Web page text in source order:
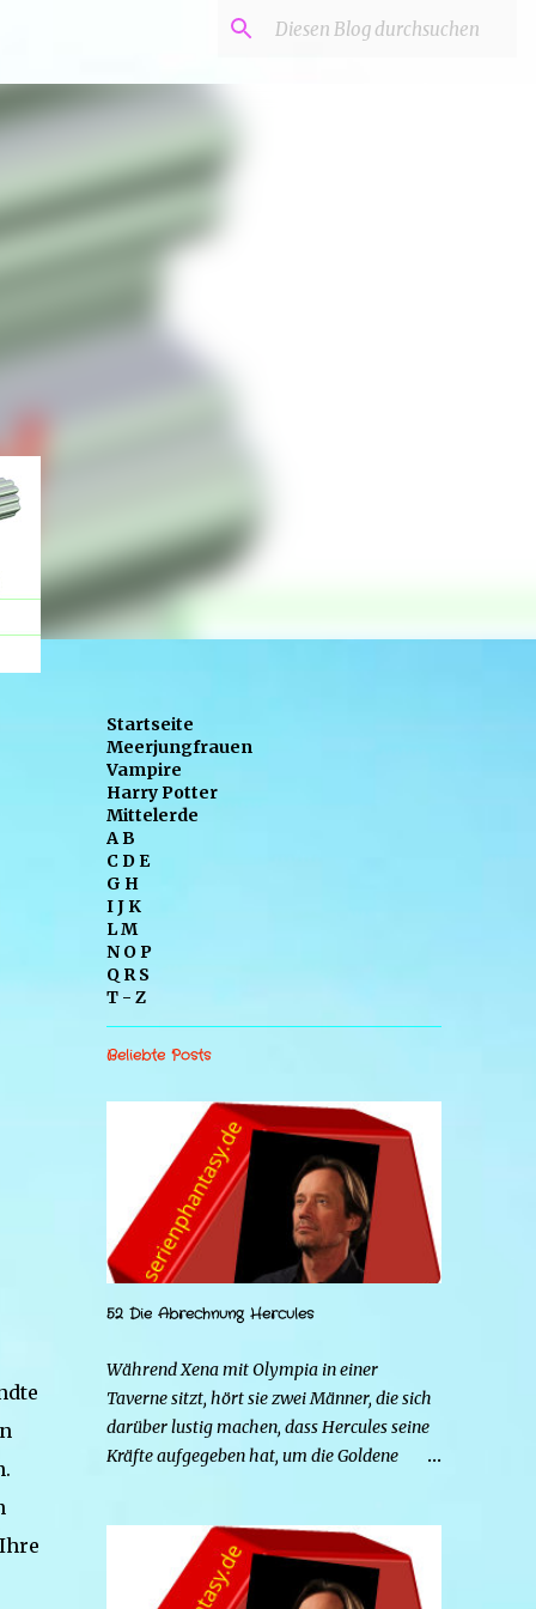
Startseite
Meerjungfrauen
Vampire
Harry Potter
Mittelerde
A B
C D E
G H
I J K
L M
N O P
Q R S
T - Z
Beliebte Posts
52 Die Abrechnung Hercules
Während Xena mit Olympia in einer
Taverne sitzt, hört sie zwei Männer, die sich
darüber lustig machen, dass Hercules seine
Kräfte aufgegeben hat, um die Goldene
Grund zu gehen. Tatsächlich handelt es sich
bei den beiden Männern um Mars und Strife.
Serena ist glücklich mit ihrem neuen Leben